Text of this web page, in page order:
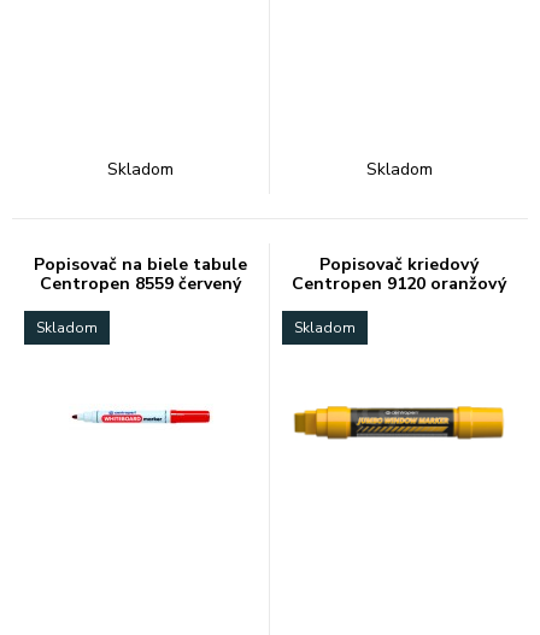
Skladom Skladom
Popisovač na biele tabule
Centropen 8559 červený
Skladom
Popisovač kriedový
Centropen 9120 oranžový
Skladom